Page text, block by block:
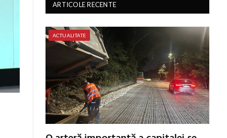
ARTICOLE RECENTE
ACTUALITATE